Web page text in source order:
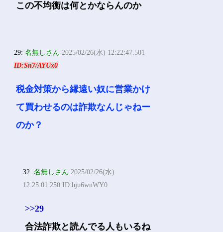
この不均衡は何とかならんのか
29:名無しさん 2025/02/26(水) 12:22:47.501
ID:Sn7/AYUx0
税金対策から縁遠い奴に営業かけ
て買わせるのは詐欺なんじゃねー
のか？
32:名無しさん 2025/02/26(水)
12:25:01.250 ID:hju6wnWY0
>>29
合法詐欺と読んでる人もいるね